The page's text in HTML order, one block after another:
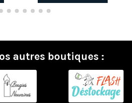
autres boutiques :